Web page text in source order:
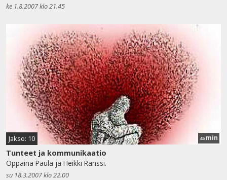
ke 1.8.2007 klo 21.45
Jakso: 10 45 min
Tunteet ja kommunikaatio
Oppaina Paula ja Heikki Ranssi.
su 18.3.2007 klo 22.00